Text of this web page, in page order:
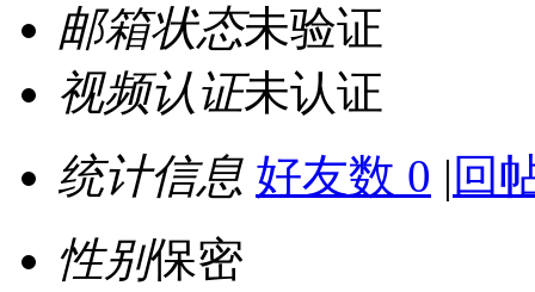
邮箱状态未验证
视频认证未认证
统计信息 好友数 0 | 回
性别保密